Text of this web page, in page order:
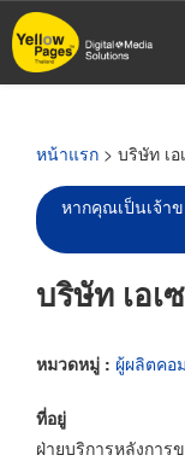
ข้าม
ไป
หน้าแรก > บริษัท เ
หากคุณเป็นเจ้า
บริษัท เอเ
หมวดหมู่ : ผู้ผลิตคอ
ที่อยู่
ฝ่ายบริการหลังการ